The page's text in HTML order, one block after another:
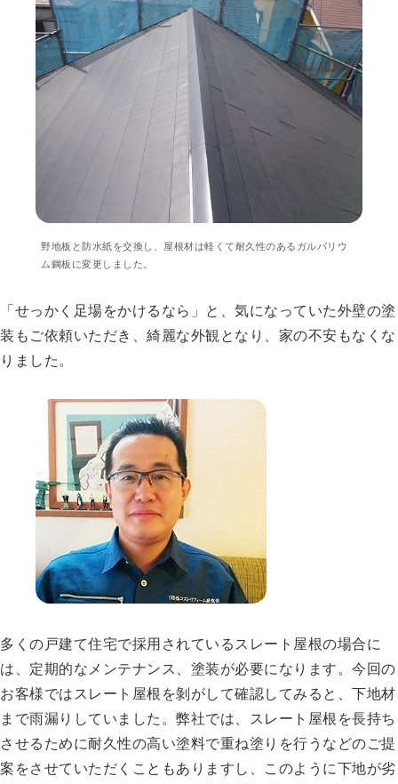
野地板と防水紙を交換し、屋根材は軽くて耐久性のあるガルバリウ
ム鋼板に変更しました。
「せっかく足場をかけるなら」と、気になっていた外壁の塗
装もご依頼いただき、綺麗な外観となり、家の不安もなくな
りました。
多くの戸建て住宅で採用されているスレート屋根の場合に
は、定期的なメンテナンス、塗装が必要になります。今回の
お客様ではスレート屋根を剝がして確認してみると、下地材
まで雨漏りしていました。弊社では、スレート屋根を長持ち
させるために耐久性の高い塗料で重ね塗りを行うなどのご提
案をさせていただくこともありますし、このように下地が劣